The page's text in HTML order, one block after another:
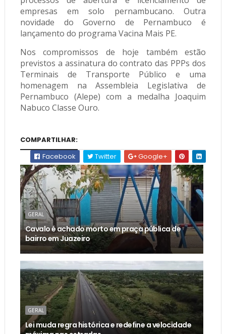
empresas em solo pernambucano. Outra
novidade do Governo de Pernambuco é
lançamento do programa Vacina Mais PE.
Nos compromissos de hoje também estão
previstos a assinatura do contrato das PPPs dos
Terminais de Transporte Público e uma
homenagem na Assembleia Legislativa de
Pernambuco (Alepe) com a medalha Joaquim
Nabuco Classe Ouro.
COMPARTILHAR:
Facebook
Twitter Google+
GERAL
Cavalo é achado morto em praça pública de
bairro em Juazeiro
GERAL
Lei muda regra histórica e redefine a velocidade